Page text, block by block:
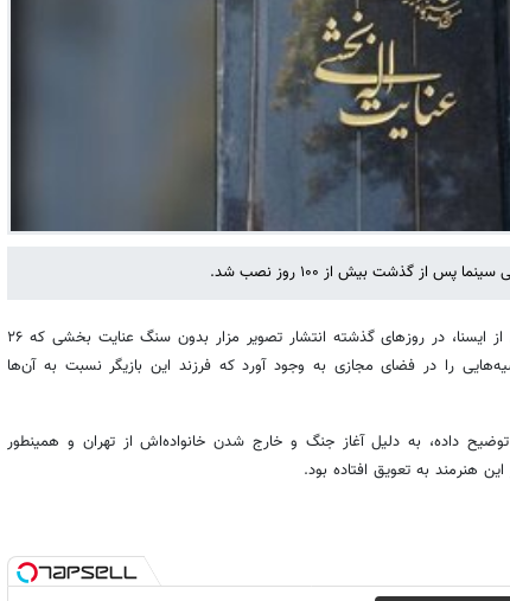
از گذشت بیش از ۱۰۰ روز نصب شد.
به گزارش خبرگزاری خبرآنلاین به نقل از ایسنا، در روزهای گذشته انتشار تصویر مزار بدون سنگ عنایت بخشی که ۲۶
را در فضای مجازی به وجود آورد که فرزند این بازیگر نسبت به آن‌ها
داده، به دلیل آغاز جنگ و خارج شدن خانواده‌اش از تهران و همینطور
هنرمند به تعویق افتاده بود.